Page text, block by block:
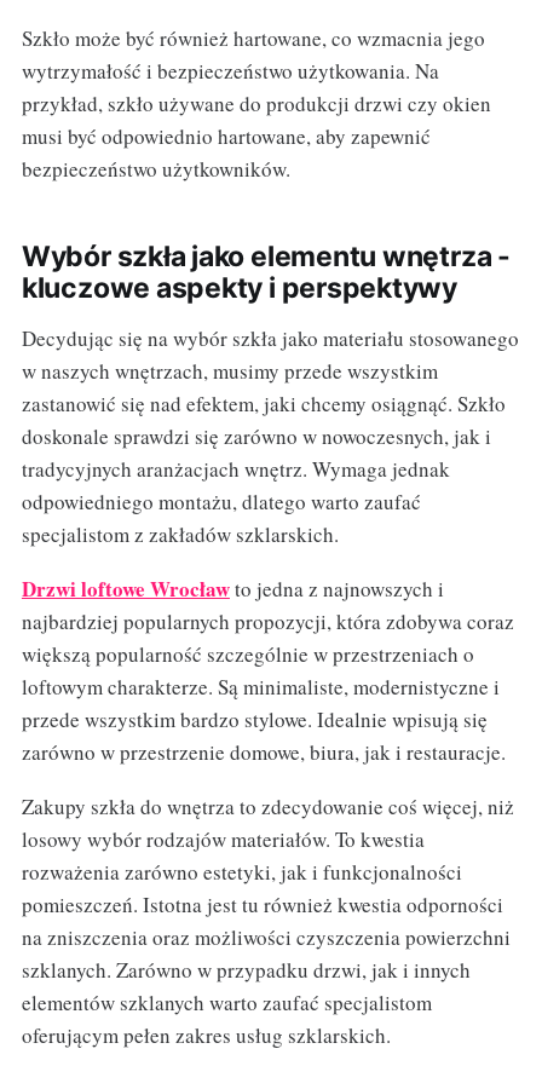
Szkło może być również hartowane, co wzmacnia jego
wytrzymałość i bezpieczeństwo użytkowania. Na
przykład, szkło używane do produkcji drzwi czy okien
musi być odpowiednio hartowane, aby zapewnić
bezpieczeństwo użytkowników.
Wybór szkła jako elementu wnętrza -
kluczowe aspekty i perspektywy
Decydując się na wybór szkła jako materiału stosowanego
w naszych wnętrzach, musimy przede wszystkim
zastanowić się nad efektem, jaki chcemy osiągnąć. Szkło
doskonale sprawdzi się zarówno w nowoczesnych, jak i
tradycyjnych aranżacjach wnętrz. Wymaga jednak
odpowiedniego montażu, dlatego warto zaufać
specjalistom z zakładów szklarskich.
Drzwi loftowe Wrocławto jedna z najnowszych i
najbardziej popularnych propozycji, która zdobywa coraz
większą popularność szczególnie w przestrzeniach o
loftowym charakterze. Są minimaliste, modernistyczne i
przede wszystkim bardzo stylowe. Idealnie wpisują się
zarówno w przestrzenie domowe, biura, jak i restauracje.
Zakupy szkła do wnętrza to zdecydowanie coś więcej, niż
losowy wybór rodzajów materiałów. To kwestia
rozważenia zarówno estetyki, jak i funkcjonalności
pomieszczeń. Istotna jest tu również kwestia odporności
na zniszczenia oraz możliwości czyszczenia powierzchni
szklanych. Zarówno w przypadku drzwi, jak i innych
elementów szklanych warto zaufać specjalistom
oferującym pełen zakres usług szklarskich.